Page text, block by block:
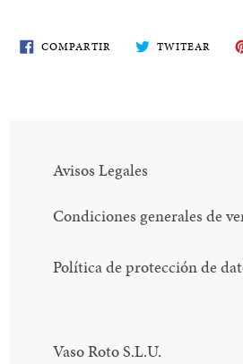
COMPARTIR COMPARTE
EN
TWITEAR
EN
Avisos Legales
Condiciones generales de
Política de protección de
Vaso Roto S.L.U.